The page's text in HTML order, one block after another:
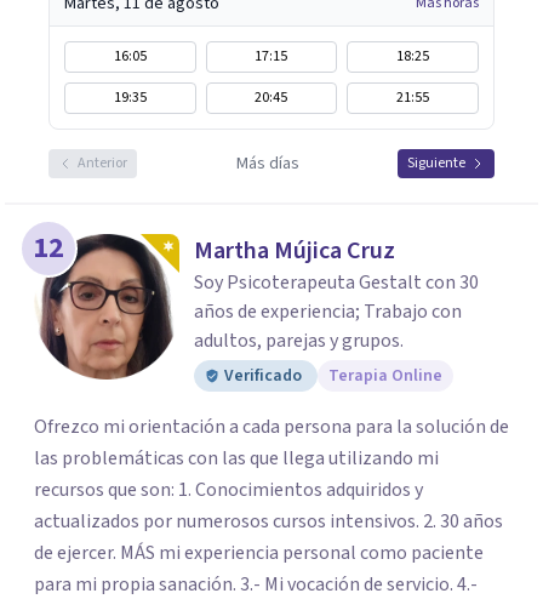
16:05 17:15
18:25
19:35
20:45 21:55
Anterior Más días Siguiente
12 Martha Mújica Cruz
Soy Psicoterapeuta Gestalt con 30
años de experiencia; Trabajo con
adultos, parejas y grupos.
Verificado Terapia Online
Ofrezco mi orientación a cada persona para la solución de
las problemáticas con las que llega utilizando mi
recursos que son: 1. Conocimientos adquiridos y
actualizados por numerosos cursos intensivos. 2. 30 años
de ejercer. MÁS mi experiencia personal como paciente
para mi propia sanación. 3.- Mi vocación de servicio. 4.-